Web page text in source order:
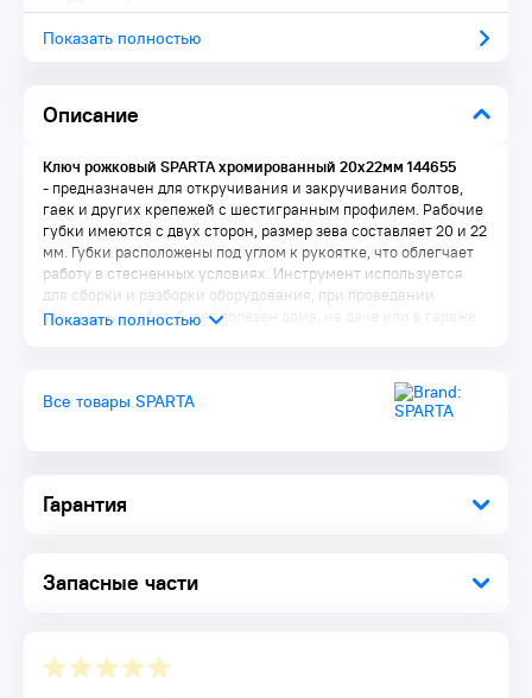
Описание
Гарантия
Запасные части
Показать полностью
Ключ рожковый SPARTA хромированный 20х22мм 144655
- предназначен для откручивания и закручивания болтов,
гаек и других крепежей с шестигранным профилем. Рабочие
губки имеются с двух сторон, размер зева составляет 20 и 22
мм. Губки расположены под углом к рукоятке, что облегчает
работу в стесненных условиях. Инструмент используется
для сборки и разборки оборудования, при проведении
монтажных работ, будет полезен дома, на даче или в гараже.
Ключ изготовлен из углеродистой стали марки 45, поэтому
Хромированная поверхность не подвержена коррозии, это
Все товары SPARTA